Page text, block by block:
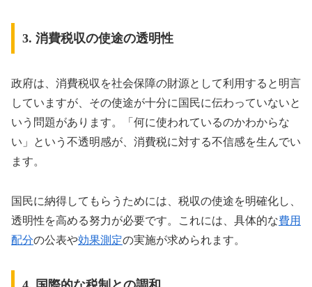
3. 消費税収の使途の透明性
政府は、消費税収を社会保障の財源として利用すると明言
していますが、その使途が十分に国民に伝わっていないと
いう問題があります。「何に使われているのかわからな
い」という不透明感が、消費税に対する不信感を生んでい
ます。
国民に納得してもらうためには、税収の使途を明確化し、
透明性を高める努力が必要です。これには、具体的な費用
配分の公表や効果測定の実施が求められます。